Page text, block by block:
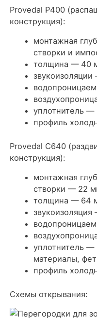
Provedal Р400
конструкция):
монтажная
створки и
толщина — 40
уплотнитель —
профиль
Provedal С640
конструкция):
монтажная
створки — 22
толщина — 64
уплотнитель
материалы,
профиль
Схемы открывания: